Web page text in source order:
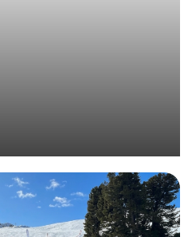
d’entreprise en